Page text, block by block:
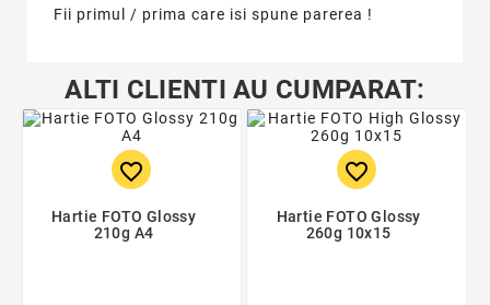
Fii primul / prima care isi spune parerea !
ALTI CLIENTI AU CUMPARAT:
favorite_border
Hartie FOTO Glossy
210g A4
favorite_border
Hartie FOTO Glossy
260g 10x15